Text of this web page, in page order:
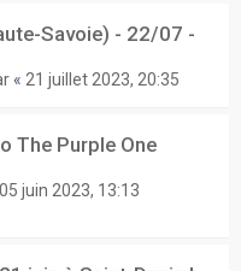
Savoie) - 22/07 -
« 21 juillet 2023, 20:35
The Purple One
05 juin 2023, 13:13